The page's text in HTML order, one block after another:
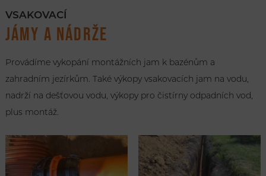
VSAKOVACÍ
JÁMY A NÁDRŽE
Provádíme vykopání montážních jam k bazénům a
zahradním jezírkům. Také výkopy vsakovacích jam na vodu,
nadrží na dešťovou vodu, výkopy pro čistírny odpadních vod,
plus montáž.